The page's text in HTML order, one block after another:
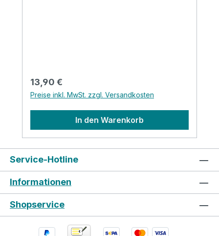
Regulärer Preis:
13,90 €
Preise inkl. MwSt. zzgl. Versandkosten
In den Warenkorb
Service-Hotline
Informationen
Shopservice